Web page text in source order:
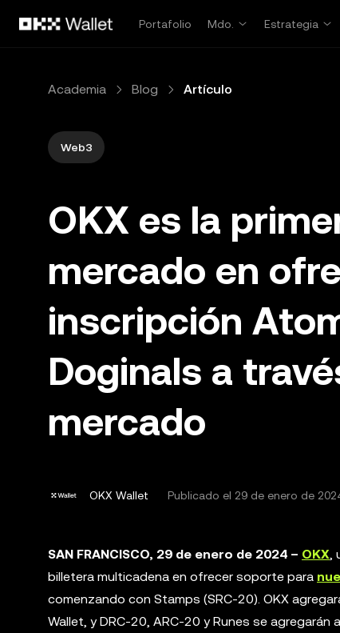
Portafolio
Mdo. Estrategia
Academia Blog Artículo
Web3
OKX es la
mercado en
inscripción
Doginals a
mercado
OKX Wallet Publicado el 29 de enero de
SAN FRANCISCO, 29 de enero de 2024 – OKX,
billetera multicadena en ofrecer soporte para
comenzando con Stamps (SRC-20). OKX
Wallet, y DRC-20, ARC-20 y Runes se